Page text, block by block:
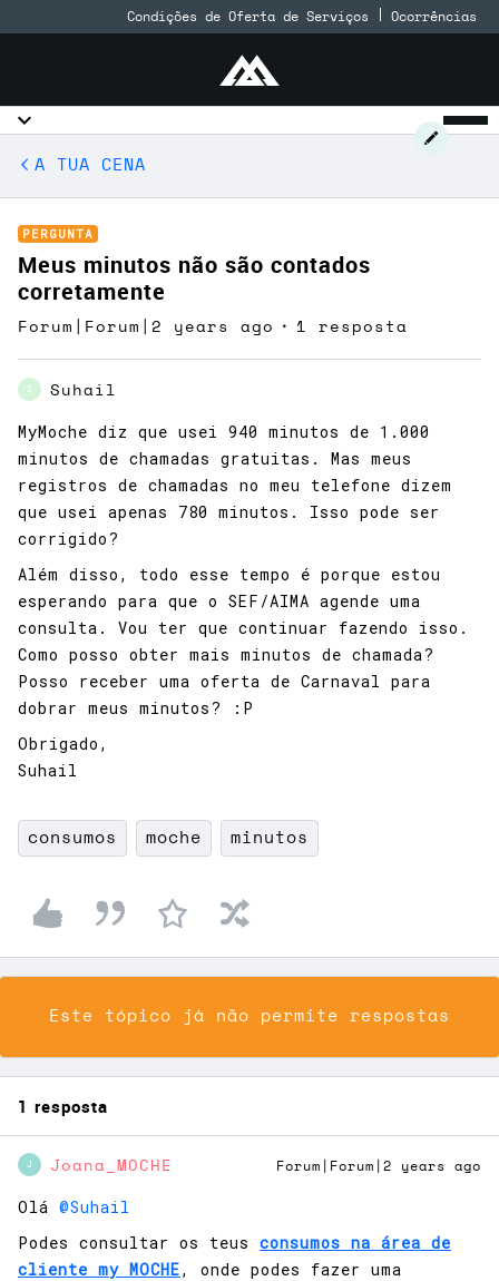
Condições de Oferta de Serviços Ocorrências
A TUA CENA
PERGUNTA
Meus minutos não são contados
corretamente
Forum|Forum|2 years ago 1 resposta
S Suhail
MyMoche diz que usei 940 minutos de 1.000
minutos de chamadas gratuitas. Mas meus
registros de chamadas no meu telefone dizem
que usei apenas 780 minutos. Isso pode ser
corrigido?
Além disso, todo esse tempo é porque estou
esperando para que o SEF/AIMA agende uma
consulta. Vou ter que continuar fazendo isso.
Como posso obter mais minutos de chamada?
Posso receber uma oferta de Carnaval para
dobrar meus minutos? :P
Obrigado,
Suhail
consumos moche minutos
Este tópico já não permite respostas
1 resposta
J Joana_MOCHE Forum|Forum|2 years ago
Olá @Suhail
Podes consultar os teus consumos na área de
cliente my MOCHE, onde podes fazer uma